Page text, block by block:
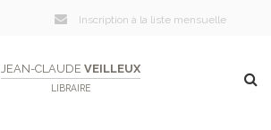
Inscription à la liste mensuelle
JEAN-CLAUDE VEILLEUX
LIBRAIRE